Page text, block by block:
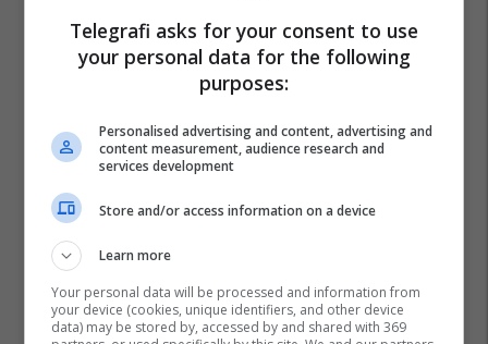
Telegrafi asks for your consent to use
your personal data for the following
purposes:
Personalised advertising and content, advertising and
content measurement, audience research and
services development
Store and/or access information on a device
Learn more
Your personal data will be processed and information from
your device (cookies, unique identifiers, and other device
data) may be stored by, accessed by and shared with 369